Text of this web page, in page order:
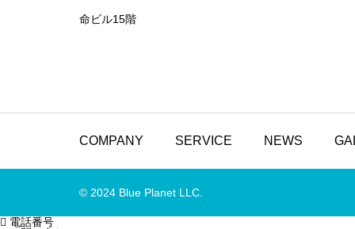
命ビル15階
COMPANY SERVICE NEWS
© 2024 Blue Planet LLC.
 電話番号